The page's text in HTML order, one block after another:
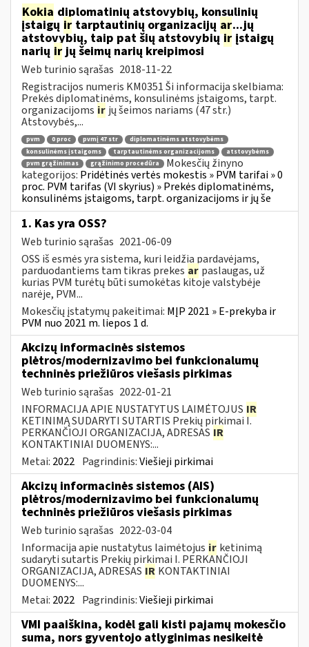
Kokia diplomatinių atstovybių, konsulinių
įstaigų ir tarptautinių organizacijų ar...jų
atstovybių, taip pat šių atstovybiųir įstaigų
narių irjų šeimų narių kreipimosi
Web turinio sąrašas 2018-11-22
Registracijos numeris KM0351 Ši informacija skelbiama:
Prekės diplomatinėms, konsulinėms įstaigoms, tarpt.
organizacijoms ir jų šeimos nariams (47 str.)
Atstovybės,...
pvm 0 proc pvmį 47 str
diplomatinėms atstovybėms
konsulinėms įstaigoms
tarptautinėms organizacijoms
atstovybėms
pvm grąžinimas
grąžinimo procedūra
Mokesčių žinyno
kategorijos: Pridėtinės vertės mokestis » PVM tarifai » 0
proc. PVM tarifas (VI skyrius) » Prekės diplomatinėms,
konsulinėms įstaigoms, tarpt. organizacijoms ir jų še
1. Kas yra OSS?
Web turinio sąrašas 2021-06-09
OSS iš esmės yra sistema, kuri leidžia pardavėjams,
parduodantiems tam tikras prekes ar paslaugas, už
kurias PVM turėtų būti sumokėtas kitoje valstybėje
narėje, PVM...
Mokesčių įstatymų pakeitimai: MĮP 2021 » E-prekyba ir
PVM nuo 2021 m. liepos 1 d.
Akcizų informacinės sistemos
plėtros/modernizavimo bei funkcionalumų
techninės priežiūros viešasis pirkimas
Web turinio sąrašas 2022-01-21
INFORMACIJA APIE NUSTATYTUS LAIMĖTOJUS IR
KETINIMĄ SUDARYTI SUTARTIS Prekių pirkimai I.
PERKANČIOJI ORGANIZACIJA, ADRESAS IR
KONTAKTINIAI DUOMENYS:...
Metai: 2022 Pagrindinis:Viešieji pirkimai
Akcizų informacinės sistemos (AIS)
plėtros/modernizavimo bei funkcionalumų
techninės priežiūros viešasis pirkimas
Web turinio sąrašas 2022-03-04
Informacija apie nustatytus laimėtojus ir ketinimą
sudaryti sutartis Prekių pirkimai I. PERKANČIOJI
ORGANIZACIJA, ADRESAS IR KONTAKTINIAI
DUOMENYS:...
Metai: 2022 Pagrindinis:Viešieji pirkimai
VMI paaiškina, kodėl gali kisti pajamų mokesčio
suma, nors gyventojo atlyginimas nesikeitė